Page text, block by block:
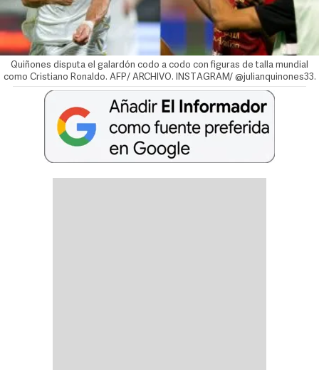
Quiñones disputa el galardón codo a codo con figuras de talla mundial
como Cristiano Ronaldo. AFP/ ARCHIVO. INSTAGRAM/ @julianquinones33.